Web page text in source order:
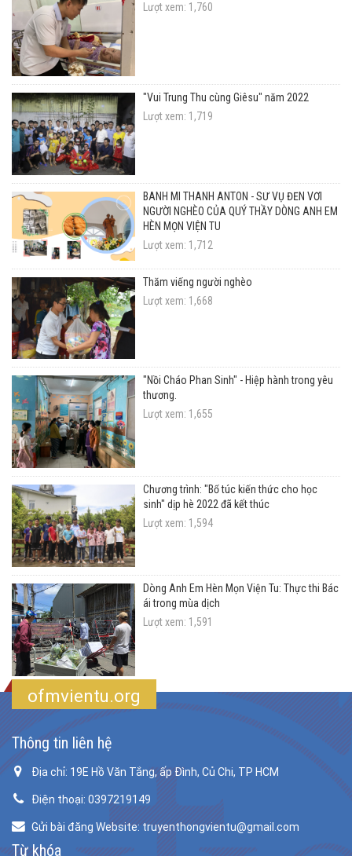
Lượt xem: 1,760
"Vui Trung Thu cùng Giêsu" năm 2022
Lượt xem: 1,719
BÁNH MÌ THÁNH ANTÔN - SỨ VỤ ĐẾN VỚI
NGƯỜI NGHÈO CỦA QUÝ THẦY DÒNG ANH EM
HÈN MỌN VIỆN TU
Lượt xem: 1,712
Thăm viếng người nghèo
Lượt xem: 1,668
"Nồi Cháo Phan Sinh" - Hiệp hành trong yêu
thương.
Lượt xem: 1,655
Chương trình: "Bổ túc kiến thức cho học
sinh" dịp hè 2022 đã kết thúc
Lượt xem: 1,594
Dòng Anh Em Hèn Mọn Viện Tu: Thực thi Bác
ái trong mùa dịch
Lượt xem: 1,591
ofmvientu.org
Thông tin liên hệ
Địa chỉ: 19E Hồ Văn Tắng, ấp Đình, Củ Chi, TP HCM
Điện thoại: 0397219149
Gửi bài đăng Website: truyenthongvientu@gmail.com
Từ khóa